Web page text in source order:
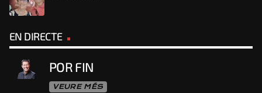
EN DIRECTE
POR FIN
VEURE MÉS